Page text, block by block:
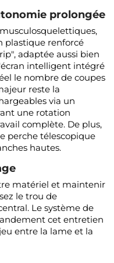
prolongée
plastique renforcé
adaptée aussi bien
intelligent intégré
le nombre de coupes
reste la
via un
une rotation
complète. De plus,
perche télescopique
hautes.
matériel et maintenir
le trou de
Le système de
cet entretien
entre la lame et la